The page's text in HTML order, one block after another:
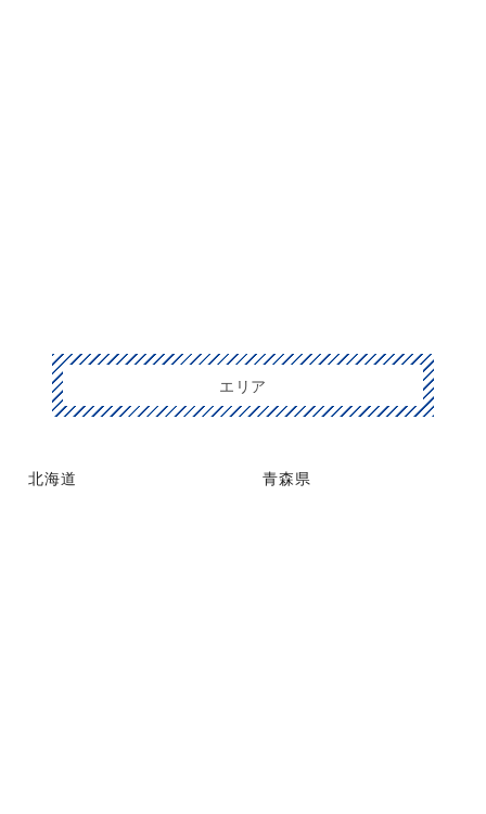
エリア
北海道 青森県